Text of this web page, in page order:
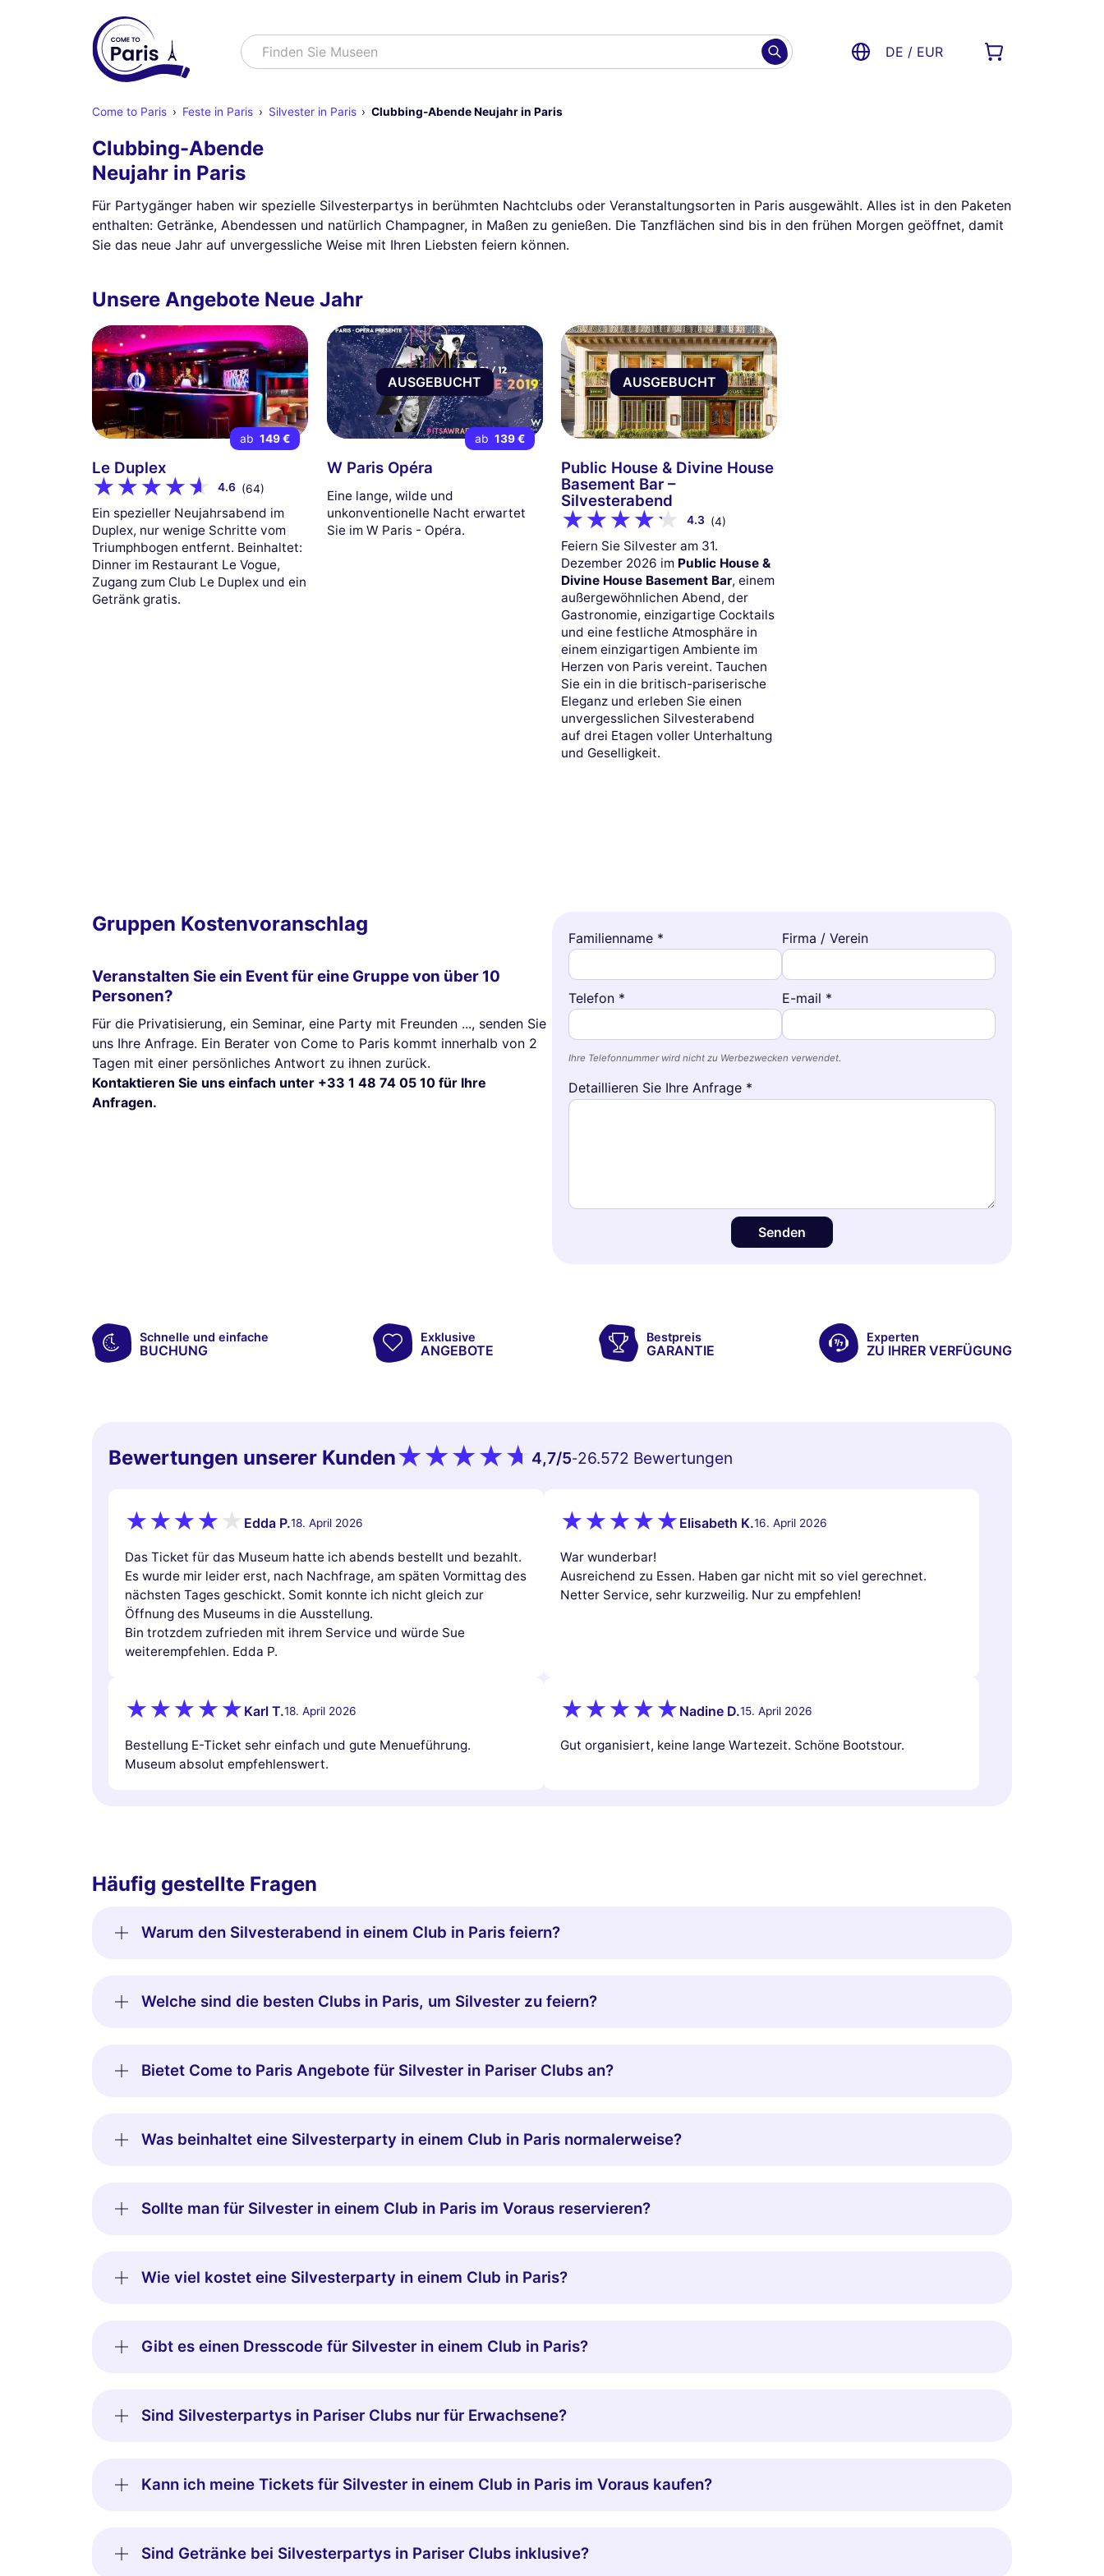
SuchenFinden Sie Museen DE / EUR
Come to Paris Feste in Paris Silvester in Paris Clubbing-Abende Neujahr in Paris
Clubbing-Abende
Neujahr in Paris
Für Partygänger haben wir spezielle Silvesterpartys in berühmten Nachtclubs oder Veranstaltungsorten in Paris ausgewählt. Alles ist in den Paketen
enthalten: Getränke, Abendessen und natürlich Champagner, in Maßen zu genießen. Die Tanzflächen sind bis in den frühen Morgen geöffnet, damit
Sie das neue Jahr auf unvergessliche Weise mit Ihren Liebsten feiern können.
Unsere Angebote Neue Jahr
ab 149 €
Le Duplex
4.6 (64)
Ein spezieller Neujahrsabend im
Duplex, nur wenige Schritte vom
Triumphbogen entfernt. Beinhaltet:
Dinner im Restaurant Le Vogue,
Zugang zum Club Le Duplex und ein
Getränk gratis.
AUSGEBUCHT
ab 139 €
W Paris Opéra
Eine lange, wilde und
unkonventionelle Nacht erwartet
Sie im W Paris - Opéra.
AUSGEBUCHT
Public House & Divine House
Basement Bar –
Silvesterabend
4.3 (4)
Feiern Sie Silvester am 31.
Dezember 2026 im Public House &
Divine House Basement Bar, einem
außergewöhnlichen Abend, der
Gastronomie, einzigartige Cocktails
und eine festliche Atmosphäre in
einem einzigartigen Ambiente im
Herzen von Paris vereint. Tauchen
Sie ein in die britisch-pariserische
Eleganz und erleben Sie einen
unvergesslichen Silvesterabend
auf drei Etagen voller Unterhaltung
und Geselligkeit.
Gruppen Kostenvoranschlag
Veranstalten Sie ein Event für eine Gruppe von über 10
Personen?
Für die Privatisierung, ein Seminar, eine Party mit Freunden ..., senden Sie
uns Ihre Anfrage. Ein Berater von Come to Paris kommt innerhalb von 2
Tagen mit einer persönliches Antwort zu ihnen zurück.
Kontaktieren Sie uns einfach unter +33 1 48 74 05 10 für Ihre
Anfragen.
Familienname * Firma / Verein
Telefon * E-mail *
Ihre Telefonnummer wird nicht zu Werbezwecken verwendet.
Detaillieren Sie Ihre Anfrage *
Senden
Schnelle und einfache
BUCHUNG
Exklusive
ANGEBOTE
Bestpreis
GARANTIE
Experten
ZU IHRER VERFÜGUNG
Bewertungen unserer Kunden 4,7/5-26.572 Bewertungen
Edda P.18. April 2026
Das Ticket für das Museum hatte ich abends bestellt und bezahlt.
Es wurde mir leider erst, nach Nachfrage, am späten Vormittag des
nächsten Tages geschickt. Somit konnte ich nicht gleich zur
Öffnung des Museums in die Ausstellung.
Bin trotzdem zufrieden mit ihrem Service und würde Sue
weiterempfehlen. Edda P.
Elisabeth K.16. April 2026
War wunderbar!
Ausreichend zu Essen. Haben gar nicht mit so viel gerechnet.
Netter Service, sehr kurzweilig. Nur zu empfehlen!
Karl T.18. April 2026
Bestellung E-Ticket sehr einfach und gute Menueführung.
Museum absolut empfehlenswert.
Nadine D.15. April 2026
Gut organisiert, keine lange Wartezeit. Schöne Bootstour.
Häufig gestellte Fragen
Warum den Silvesterabend in einem Club in Paris feiern?
Welche sind die besten Clubs in Paris, um Silvester zu feiern?
Bietet Come to Paris Angebote für Silvester in Pariser Clubs an?
Was beinhaltet eine Silvesterparty in einem Club in Paris normalerweise?
Sollte man für Silvester in einem Club in Paris im Voraus reservieren?
Wie viel kostet eine Silvesterparty in einem Club in Paris?
Gibt es einen Dresscode für Silvester in einem Club in Paris?
Sind Silvesterpartys in Pariser Clubs nur für Erwachsene?
Kann ich meine Tickets für Silvester in einem Club in Paris im Voraus kaufen?
Sind Getränke bei Silvesterpartys in Pariser Clubs inklusive?